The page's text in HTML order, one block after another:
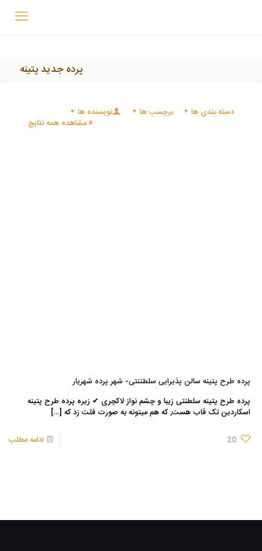
پرده جدید پتینه
دسته بندی ها برچسب ها
نویسنده ها
مشاهده همه نتایج
پرده طرح پتینه سالن پذیرایی سلطتنتی- شهر پرده شهریار
پرده طرح پتینه سلطنتی زیبا و چشم نواز لاکچری ✔ زیره پرده طرح پتینه
اسکاردین تک قاب هست, که هم میتونه به صورت فلت زد که […]
20 ادامه مطلب